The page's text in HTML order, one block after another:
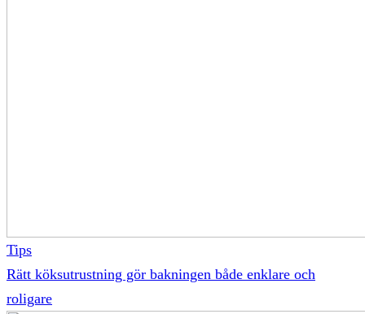
Tips
Rätt köksutrustning gör bakningen både enklare och
roligare